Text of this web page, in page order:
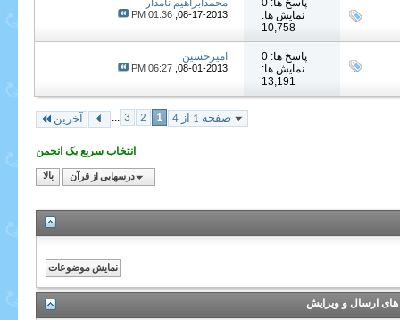
نمایش ها:
10,758
08-17-2013,
01:36 PM
پاسخ ها: 0
نمایش ها:
13,191
امیرحسین
08-01-2013,
06:27 PM
صفحه 1 از 4 1
2
3 آخرین
انتخاب سریع یک انجمن
درسهایی از قرآن بالا
ارسال و ویرایش